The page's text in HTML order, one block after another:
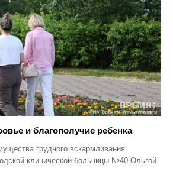
и благополучие ребенка
грудного вскармливания
клинической больницы №40 Ольгой